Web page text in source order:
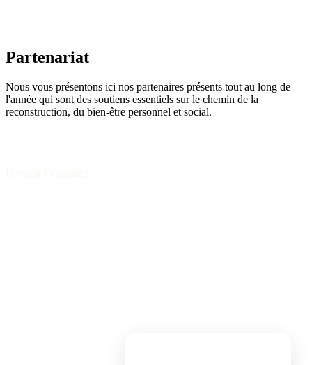
Partenariat
Nous vous présentons ici nos partenaires présents tout au long de
l'année qui sont des soutiens essentiels sur le chemin de la
reconstruction, du bien-être personnel et social.